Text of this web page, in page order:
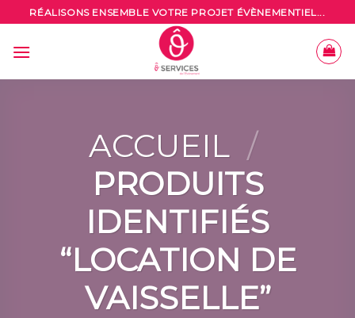
to
content
RÉALISONS ENSEMBLE VOTRE PROJET ÉVÈNEMENTIEL...
ACCUEIL /
PRODUITS
IDENTIFIÉS
“LOCATION DE
VAISSELLE”